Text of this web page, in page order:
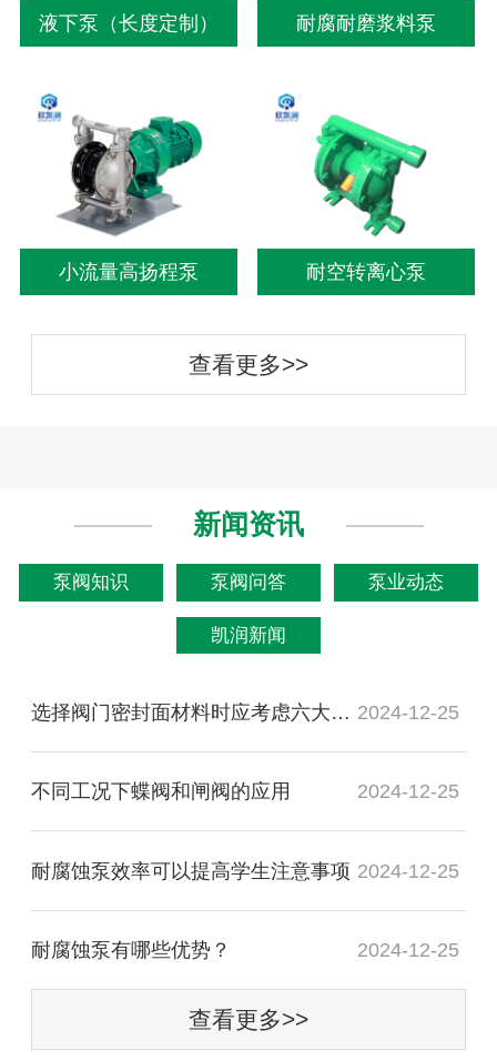
液下泵（长度定制） 耐腐耐磨浆料泵
小流量高扬程泵 耐空转离心泵
查看更多>>
新闻资讯
泵阀知识 泵阀问答 泵业动态
凯润新闻
选择阀门密封面材料时应考虑六大因素 2024-12-25
不同工况下蝶阀和闸阀的应用 2024-12-25
耐腐蚀泵效率可以提高学生注意事项 2024-12-25
耐腐蚀泵有哪些优势？ 2024-12-25
查看更多>>